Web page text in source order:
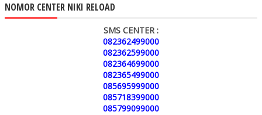
NOMOR CENTER NIKI RELOAD
SMS CENTER :
082362499000
082362599000
082364699000
082365499000
085695999000
085718399000
085799099000